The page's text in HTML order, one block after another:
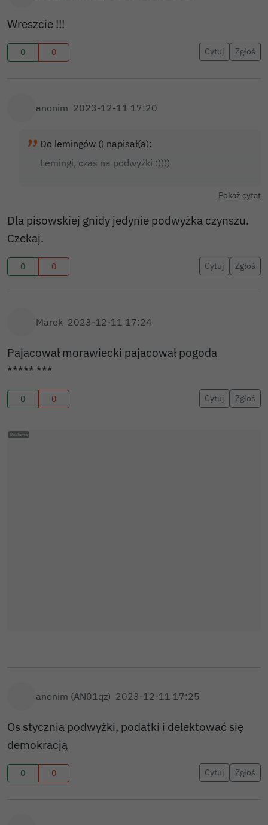
Wreszcie !!!
0 0 Cytuj Zgłoś
anonim 2023-12-11 17:20
Do lemingów () napisał(a):
Lemingi, czas na podwyżki :))))
Pokaż cytat
Dla pisowskiej gnidy jedynie podwyżka czynszu.
Czekaj.
0 0 Cytuj Zgłoś
Marek 2023-12-11 17:24
Pajacował morawiecki pajacował pogoda
***** ***
0 0 Cytuj Zgłoś
anonim (AN01qz) 2023-12-11 17:25
Os stycznia podwyżki, podatki i delektować się
demokracją
0 0 Cytuj Zgłoś